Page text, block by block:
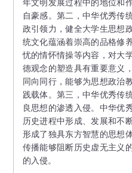
年文明发展过程中的地位和
自豪感。第二，中华优秀传
政引领力，健全大学生思想
统文化蕴涵着崇高的品格修
忧的情怀情操等内容，对大
德观念的塑造具有重要意义
同向同行，能够为思想政治
践载体。第三，中华优秀传
良思想的渗透入侵。中华优
历史进程中形成、发展和不
形成了独具东方智慧的思想
传播能够阻断历史虚无主义
的入侵。